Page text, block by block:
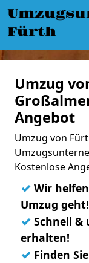
Fürth
Umzug
Angebot
Umzug von
Kostenlose
✓ Wir
Umzug geht!
✓ Schnell &
erhalten!
✓ Finden